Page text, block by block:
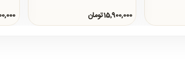
15,900,000تومان